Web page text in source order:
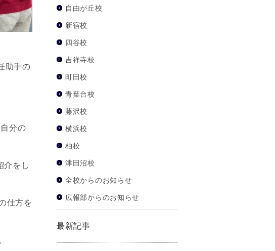
助手の
分の
介をし
仕方を
自由が丘校
新宿校
四谷校
吉祥寺校
町田校
青葉台校
藤沢校
横浜校
柏校
津田沼校
全校からのお知らせ
広報部からのお知らせ
最新記事